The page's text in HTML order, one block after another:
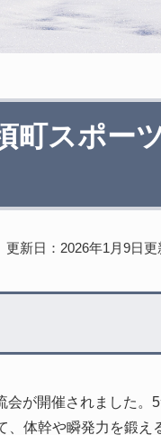
町スポー
更新日：2026年1月9日更
が開催されました。
、体幹や瞬発力を鍛え